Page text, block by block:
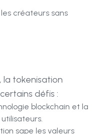
créateurs sans
la tokenisation
défis :
blockchain et la
sape les valeurs